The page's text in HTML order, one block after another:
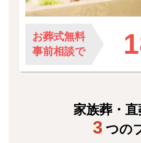
お葬式無料
事前相談で
家族葬・
3 つの